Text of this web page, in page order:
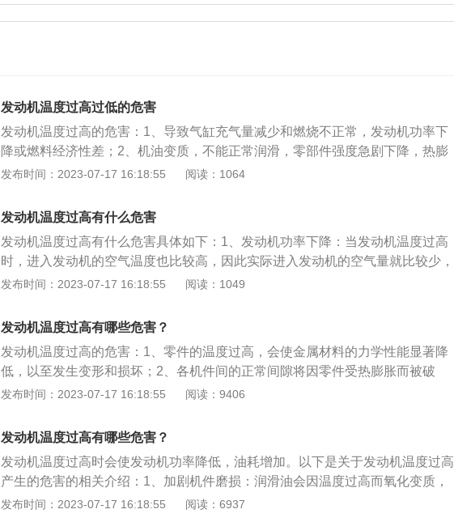
发动机温度过高过低的危害
发动机温度过高的危害：1、导致气缸充气量减少和燃烧不正常，发动机功率下
降或燃料经济性差；2、机油变质，不能正常润滑，零部件强度急剧下降，热膨
胀量过大，易形成拉伤、卡死；3、因增压器压力一定高温使发动机进气温度升
4、发动机温度过高汽油机易产生早燃和爆炸；5、发动机温度过高发动机零件因
润滑不良加速磨损，导致机件卡死或损坏。发动机温度过低的危害：1、发动机
热效率降低。润滑油粘度加大，发动机摩擦损失加大；2、温度低还将使发动机
燃烧粗暴，导致气缸的腐蚀磨损，同时会加剧产生发动机水套穴蚀的倾向；3、
温度过低，持续在节温器开启温度附近，会造成节温器反复开启关闭，容易造成
5、发动机温度过低发动机启动困难。
发布时间：2023-07-17 16:18:55 阅读：1064
发动机温度过高有什么危害
发动机温度过高有什么危害具体如下：1、发动机功率下降：当发动机温度过高
时，进入发动机的空气温度也比较高，因此实际进入发动机的空气量就比较少，
从而降低了发动机的充气效率，发动机的功率、扭矩也随之下降，表现为发动机
温度非常高，很容易达到汽油的着火点而点燃混合气，引发爆燃，引起强烈的发
件因润滑不良加速磨损：发动机温度过高时，活塞会过度热膨胀，使活塞与缸壁
之间的配合间隙减小甚至消失，从而使活塞运动阻力增大，甚至将活塞、缸壁拉
伤。其它各运动件的正常间隙也被破坏，导致磨损加剧，甚至损坏。4、机械强
与缸壁的间隙，不能更好的完成刮油、布油的功能，由此会引发发动机下排气、
烧机油等故障。5、造成润滑不良，加剧零件的磨损：发动机温度过高时，润滑
油的粘度随之下降，在摩擦表面不能形成良好的油膜，致使润滑情况恶化，从而
度线以下。2、风扇转速不够。3、冷却液循环没有动力。4、水道不通畅，水箱
发布时间：2023-07-17 16:18:55 阅读：1049
发动机温度过高有哪些危害？
发动机温度过高的危害：1、零件的温度过高，会使金属材料的力学性能显著降
低，以至发生变形和损坏；2、各机件间的正常间隙将因零件受热膨胀而被破
坏，使零件不能正常工作；3、使机油粘度变稀甚至氧化变质，降低润滑作用，
时，还会发生爆燃。发动机是一种能够把其他形式的能转化为机械能的机器，包
发布时间：2023-07-17 16:18:55 阅读：9406
发动机温度过高有哪些危害？
发动机温度过高时会使发动机功率降低，油耗增加。以下是关于发动机温度过高
产生的危害的相关介绍：1、加剧机件磨损：润滑油会因温度过高而氧化变质，
胶质、沉积物黏附在活塞环、汽缸壁和其他零件的摩擦表面，降低了导热性。润
发布时间：2023-07-17 16:18:55 阅读：6937